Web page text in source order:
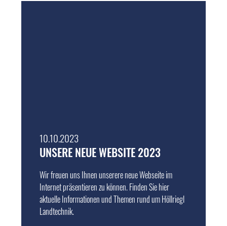
10.10.2023
UNSERE NEUE WEBSITE 2023
Wir freuen uns Ihnen unserere neue Webseite im
Internet präsentieren zu können. Finden Sie hier
aktuelle Informationen und Themen rund um Höllriegl
Landtechnik.